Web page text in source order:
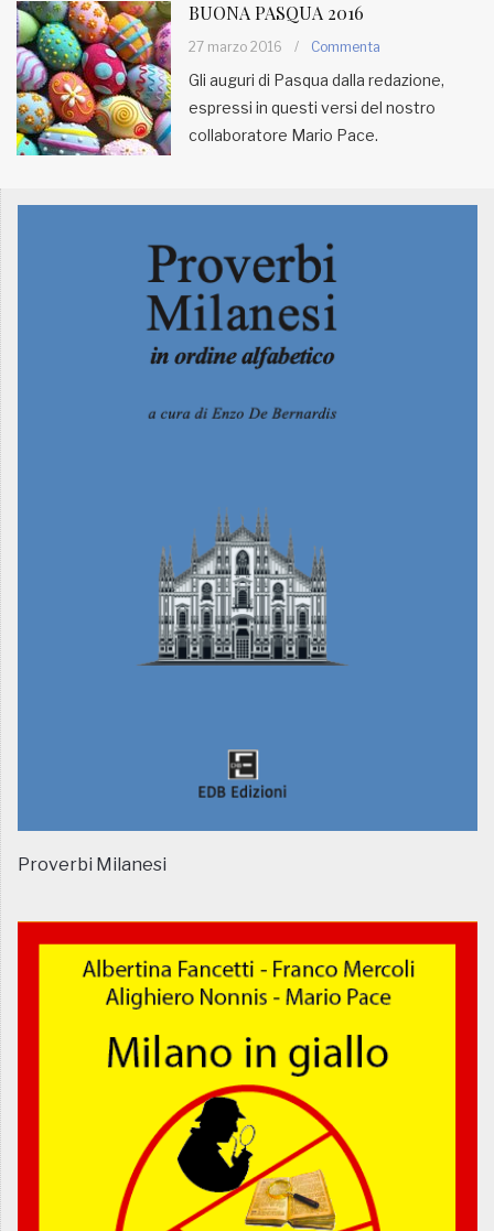
BUONA PASQUA 2016
27 marzo 2016 / Commenta
Gli auguri di Pasqua dalla redazione,
espressi in questi versi del nostro
collaboratore Mario Pace.
Proverbi Milanesi